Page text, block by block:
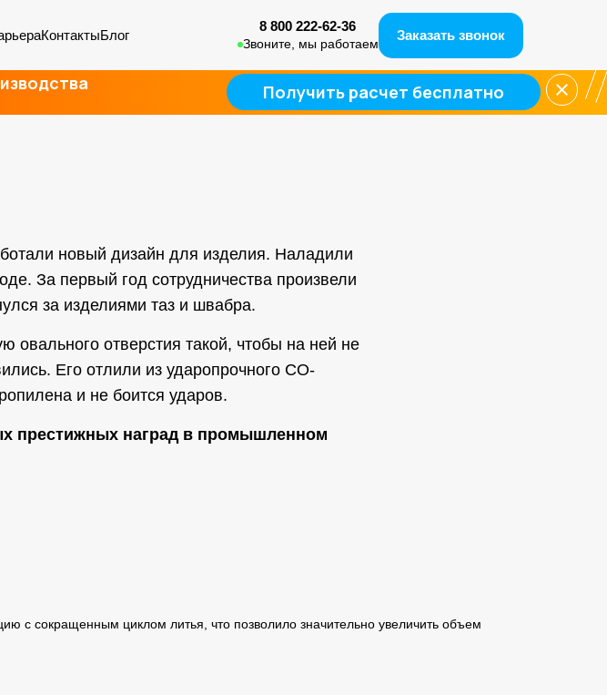
КонтактыБлог
8 800 222-62-36
Звонитe, мы работаем
Заказать звонок
новый дизайн для изделия. Наладили
За первый год сотрудничества произвели
за изделиями таз и швабра.
отверстия такой, чтобы на ней не
Его отлили из ударопрочного CO-
и не боится ударов.
престижных наград в промышленном
с сокращенным циклом литья, что позволило значительно увеличить объем
Получить расчет бесплатно